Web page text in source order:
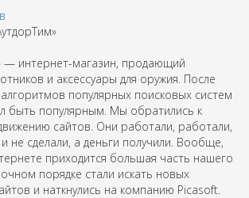
— интернет-магазин, продающий
и аксессуары для оружия. После
популярных поисковых систем
быть популярным. Мы обратились к
сайтов. Они работали, работали,
не сделали, а деньги получили. Вообще,
приходится большая часть нашего
порядке стали искать новых
и наткнулись на компанию Picasoft.